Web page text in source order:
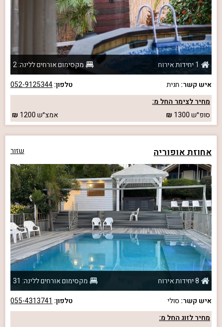
1 יחידות אירוח
מקסימום אורחים ללינה: 2
איש קשר: חגית טלפון:052-9125344
מחיר לצימר החל מ:
סופ״ש1300 אמצ״ש1200
אחוזת אופוריה שזור
8 יחידות אירוח
מקסימום אורחים ללינה: 31
איש קשר: סולי טלפון: 055-4313741
מחיר לזוג החל מ: